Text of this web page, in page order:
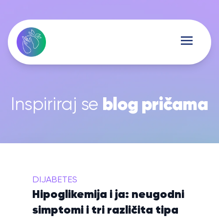
Inspiriraj se blog pričama
DIJABETES
Hipoglikemija i ja: neugodni
simptomi i tri različita tipa